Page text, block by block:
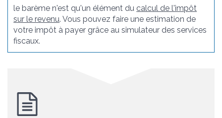
le barème n'est qu'un élément du calcul de l'impôt
sur le revenu. Vous pouvez faire une estimation de
votre impôt à payer grâce au simulateur des services
fiscaux.